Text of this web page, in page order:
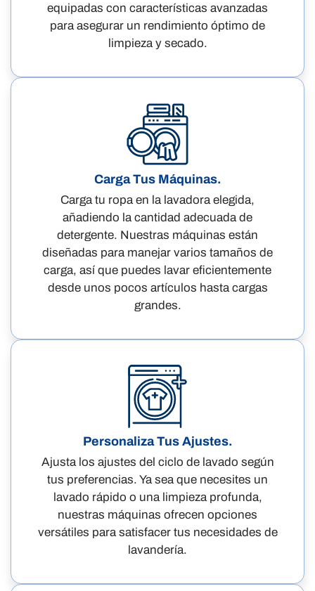
equipadas con características avanzadas
para asegurar un rendimiento óptimo de
limpieza y secado.
Carga Tus Máquinas.
Carga tu ropa en la lavadora elegida,
añadiendo la cantidad adecuada de
detergente. Nuestras máquinas están
diseñadas para manejar varios tamaños de
carga, así que puedes lavar eficientemente
desde unos pocos artículos hasta cargas
grandes.
Personaliza Tus Ajustes.
Ajusta los ajustes del ciclo de lavado según
tus preferencias. Ya sea que necesites un
lavado rápido o una limpieza profunda,
nuestras máquinas ofrecen opciones
versátiles para satisfacer tus necesidades de
lavandería.